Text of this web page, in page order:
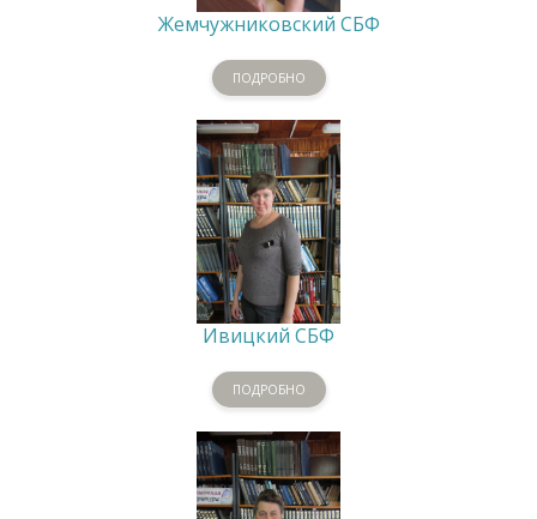
Жемчужниковский СБФ
ПОДРОБНО
Ивицкий СБФ
ПОДРОБНО